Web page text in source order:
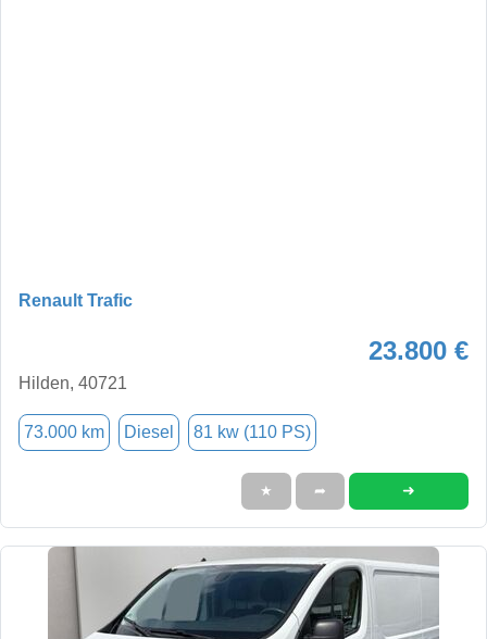
Renault Trafic
23.800 €
Hilden, 40721
73.000 km Diesel 81 kw (110 PS)
★ ➦ ➜